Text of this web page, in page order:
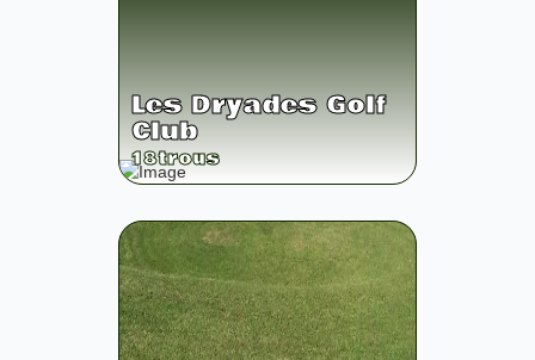
Les Dryades Golf
Club
18trous